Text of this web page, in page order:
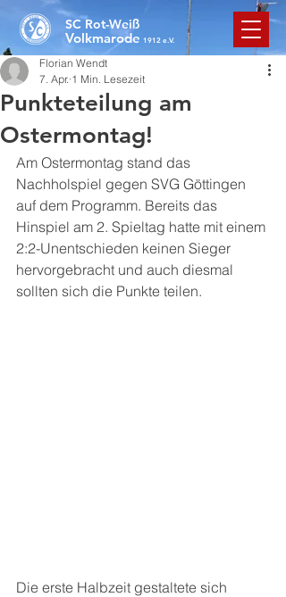
SC Rot-Weiß
Volkmarode 1912 e.V.
Punkteteilung am
Ostermontag!
Florian Wendt
7. Apr. 1 Min. Lesezeit
Am Ostermontag stand das
Nachholspiel gegen SVG Göttingen
auf dem Programm. Bereits das
Hinspiel am 2. Spieltag hatte mit einem
2:2-Unentschieden keinen Sieger
hervorgebracht und auch diesmal
sollten sich die Punkte teilen.
Die erste Halbzeit gestaltete sich